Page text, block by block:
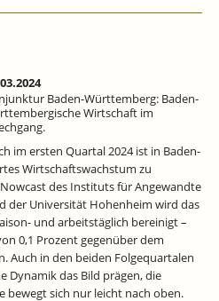
Baden-Württemberg: Baden-
Wirtschaft im
im ersten Quartal 2024 ist in Baden-
Wirtschaftswachstum zu
des Instituts für Angewandte
der Universität Hohenheim wird das
und arbeitstäglich bereinigt –
0,1 Prozent gegenüber dem
Auch in den beiden Folgequartalen
Dynamik das Bild prägen, die
bewegt sich nur leicht nach oben.